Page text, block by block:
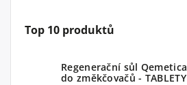
Top 10 produktů
Regenerační sůl Qemetica
do změkčovačů - TABLETY